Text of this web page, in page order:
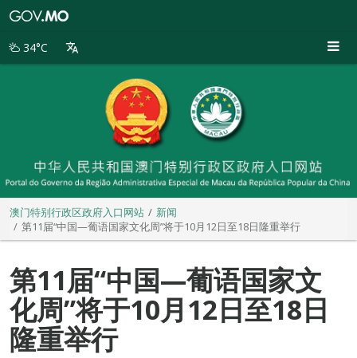
别
34°C
澳门特别行政区政府入口网站
新闻
第11届“中国—葡语国家文化周”将于10月12日至18日隆重举行
第11届“中国—葡语国家文
化周”将于10月12日至18日
隆重举行